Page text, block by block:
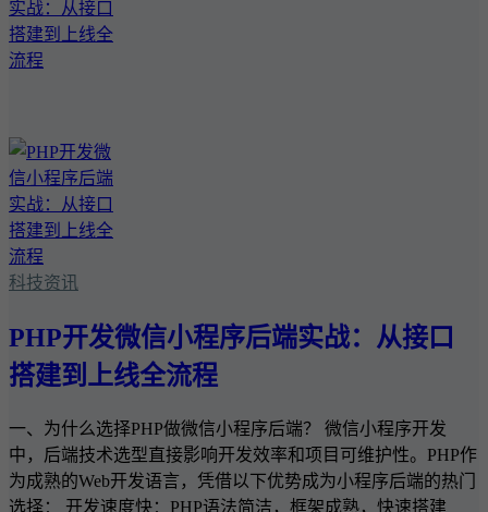
科技资讯
PHP开发微信小程序后端实战：从接口
搭建到上线全流程
一、为什么选择PHP做微信小程序后端？ 微信小程序开发
中，后端技术选型直接影响开发效率和项目可维护性。PHP作
为成熟的Web开发语言，凭借以下优势成为小程序后端的热门
选择： 开发速度快：PHP语法简洁，框架成熟，快速搭建